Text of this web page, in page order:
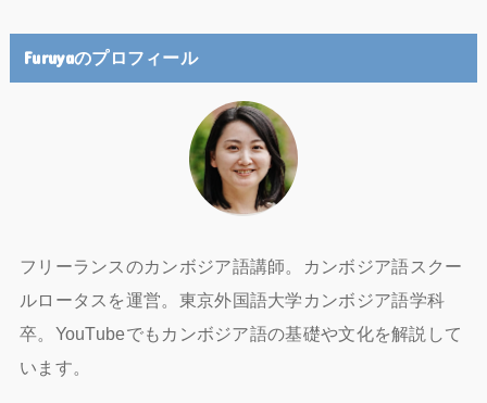
Furuyaのプロフィール
フリーランスのカンボジア語講師。カンボジア語スクー
ルロータスを運営。東京外国語大学カンボジア語学科
卒。YouTubeでもカンボジア語の基礎や文化を解説して
います。